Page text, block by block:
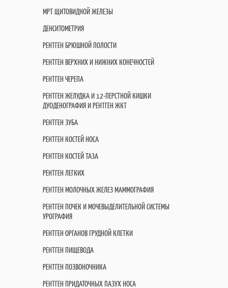
МРТ ЩИТОВИДНОЙ ЖЕЛЕЗЫ
ДЕНСИТОМЕТРИЯ
РЕНТГЕН БРЮШНОЙ ПОЛОСТИ
РЕНТГЕН ВЕРХНИХ И НИЖНИХ КОНЕЧНОСТЕЙ
РЕНТГЕН ЧЕРЕПА
РЕНТГЕН ЖЕЛУДКА И 12-ПЕРСТНОЙ КИШКИ
ДУОДЕНОГРАФИЯ И РЕНТГЕН ЖКТ
РЕНТГЕН ЗУБА
РЕНТГЕН КОСТЕЙ НОСА
РЕНТГЕН КОСТЕЙ ТАЗА
РЕНТГЕН ЛЕГКИХ
РЕНТГЕН МОЛОЧНЫХ ЖЕЛЕЗ МАММОГРАФИЯ
РЕНТГЕН ПОЧЕК И МОЧЕВЫДЕЛИТЕЛЬНОЙ СИСТЕМЫ
УРОГРАФИЯ
РЕНТГЕН ОРГАНОВ ГРУДНОЙ КЛЕТКИ
РЕНТГЕН ПИЩЕВОДА
РЕНТГЕН ПОЗВОНОЧНИКА
РЕНТГЕН ПРИДАТОЧНЫХ ПАЗУХ НОСА